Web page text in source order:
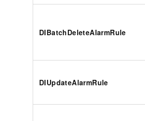
DIBatchDeleteAlarmRule
DIUpdateAlarmRule